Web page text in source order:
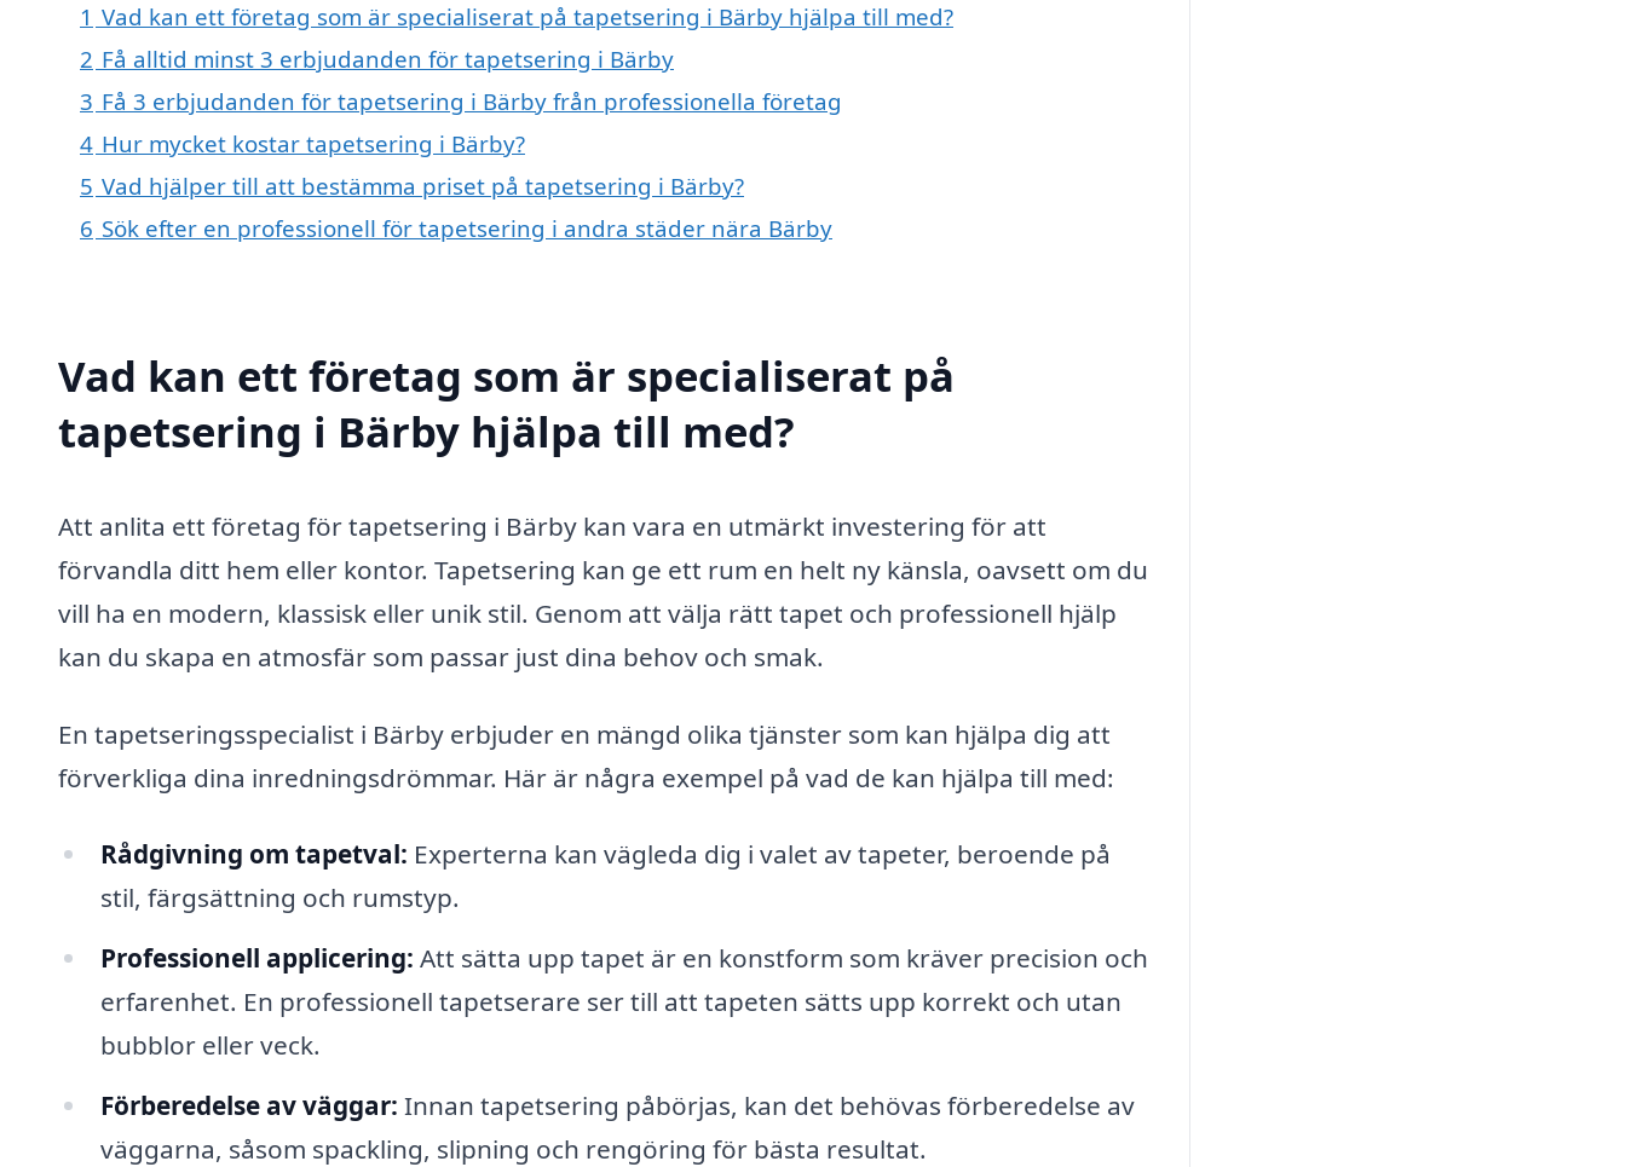
1 Vad kan ett företag som är specialiserat på tapetsering i Bärby hjälpa till med?
2 Få alltid minst 3 erbjudanden för tapetsering i Bärby
3 Få 3 erbjudanden för tapetsering i Bärby från professionella företag
4 Hur mycket kostar tapetsering i Bärby?
5 Vad hjälper till att bestämma priset på tapetsering i Bärby?
6 Sök efter en professionell för tapetsering i andra städer nära Bärby
Vad kan ett företag som är specialiserat på
tapetsering i Bärby hjälpa till med?
Att anlita ett företag för tapetsering i Bärby kan vara en utmärkt investering för att
förvandla ditt hem eller kontor. Tapetsering kan ge ett rum en helt ny känsla, oavsett om du
vill ha en modern, klassisk eller unik stil. Genom att välja rätt tapet och professionell hjälp
kan du skapa en atmosfär som passar just dina behov och smak.
En tapetseringsspecialist i Bärby erbjuder en mängd olika tjänster som kan hjälpa dig att
förverkliga dina inredningsdrömmar. Här är några exempel på vad de kan hjälpa till med:
Rådgivning om tapetval: Experterna kan vägleda dig i valet av tapeter, beroende på
stil, färgsättning och rumstyp.
Professionell applicering: Att sätta upp tapet är en konstform som kräver precision och
erfarenhet. En professionell tapetserare ser till att tapeten sätts upp korrekt och utan
bubblor eller veck.
Förberedelse av väggar: Innan tapetsering påbörjas, kan det behövas förberedelse av
väggarna, såsom spackling, slipning och rengöring för bästa resultat.